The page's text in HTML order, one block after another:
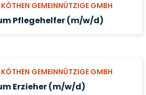
GEMEINNÜTZIGE GMBH
Pflegehelfer (m/w/d)
GEMEINNÜTZIGE GMBH
Erzieher (m/w/d)